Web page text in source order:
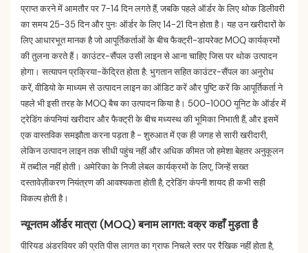
प्राप्त करने में आमतौर पर 7-14 दिन लगते हैं, जबकि पहले ऑर्डर के लिए थोक डिलीवरी
का समय 25-35 दिन और पुनः ऑर्डर के लिए 14-21 दिन होता है। यह उन खरीदारों के
लिए आधारभूत मानक है जो आपूर्तिकर्ताओं के बीच फैक्ट्री-डायरेक्ट MOQ कार्यक्रमों
की तुलना करते हैं। काउंटर-सैंपल उसी लाइन से आना चाहिए जिस पर थोक उत्पादन
होगा। सत्यापन प्रक्रिया-केंद्रित होता है: भुगतान सहित काउंटर-सैंपल का अनुरोध
करें, वीडियो के माध्यम से उत्पादन लाइन का ऑडिट करें और पुष्टि करें कि आपूर्तिकर्ता ने
पहले भी इसी तरह के MOQ बैच का उत्पादन किया है। 500-1000 यूनिट के ऑर्डर में
ट्रेडिंग कंपनियां खरीदार और फैक्ट्री के बीच मध्यस्थ की भूमिका निभाती हैं, और इसमें
एक वास्तविक समझौता करना पड़ता है - शुरुआत में एक ही जगह से सारी खरीदारी,
लेकिन उत्पादन लाइन तक सीधी पहुंच नहीं और अधिक कीमत जो हमेशा बेहतर अनुकूलन
में तब्दील नहीं होती। अमेरिका के निजी लेबल कार्यक्रमों के लिए, जिन्हें सख्त
दस्तावेज़ीकरण नियंत्रण की आवश्यकता होती है, ट्रेडिंग कंपनी शायद ही कभी सही
विकल्प होती है।
न्यूनतम ऑर्डर मात्रा (MOQ) बनाम लागत: वक्र कहाँ मुड़ता है
पीरियड अंडरवियर की प्रति पीस लागत का ग्राफ निचले स्तर पर रैखिक नहीं होता है,